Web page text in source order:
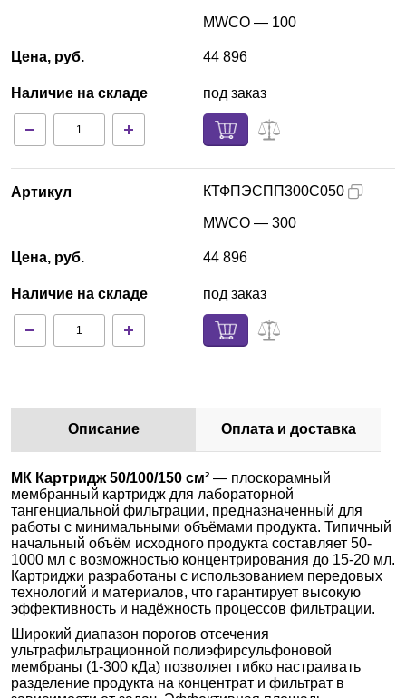
Цена, руб.
Наличие на складе
MWCO — 100
44 896
под заказ
Артикул
Цена, руб.
Наличие на складе
КТФПЭСПП300С050
MWCO — 300
44 896
под заказ
Описание Оплата и доставка
МК Картридж 50/100/150 см² — плоскорамный
мембранный картридж для лабораторной
тангенциальной фильтрации, предназначенный для
работы с минимальными объёмами продукта. Типичный
начальный объём исходного продукта составляет 50-
1000 мл с возможностью концентрирования до 15-20 мл.
Картриджи разработаны с использованием передовых
технологий и материалов, что гарантирует высокую
эффективность и надёжность процессов фильтрации.
Широкий диапазон порогов отсечения
ультрафильтрационной полиэфирсульфоновой
мембраны (1-300 кДа) позволяет гибко настраивать
разделение продукта на концентрат и фильтрат в